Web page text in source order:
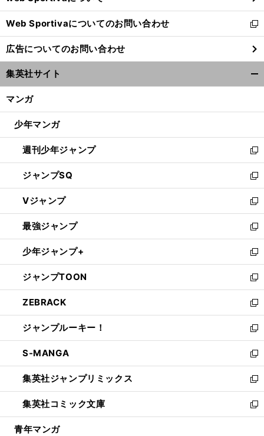
開
く
Web Sportivaについてのお問い合わせ
新
し
い
ウ
ィ
ン
ウ
開
く
広告についてのお問い合わせ
集英社サイト
マンガ
少年マンガ
週刊少年ジャンプ
新
し
い
ウ
ィ
ン
ド
ウ
で
開
く
ジャンプSQ
新
し
い
ウ
ィ
ン
ド
ウ
で
開
く
Vジャンプ
新
し
い
ウ
ィ
ン
ド
ウ
で
開
く
最強ジャンプ
新
し
い
ウ
ィ
ン
ド
ウ
で
開
く
少年ジャンプ+
新
し
い
ウ
ィ
ン
ド
ウ
で
開
く
ジャンプTOON
新
し
い
ウ
ィ
ン
ド
ウ
で
開
く
ZEBRACK
新
し
い
ウ
ィ
ン
ド
ウ
で
開
ジャンプルーキー！
新
し
い
ウ
ィ
ン
ド
ウ
S-MANGA
新
し
い
ウ
ィ
ン
集英社ジャンプリミックス
新
し
い
ウ
集英社コミック文庫
新
し
青年マンガ